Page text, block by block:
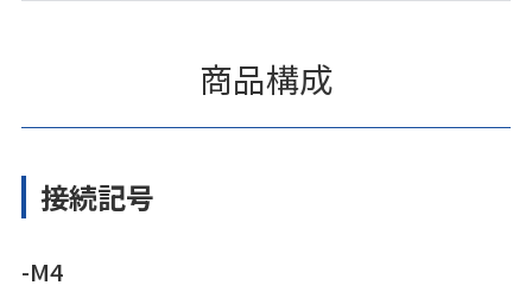
商品構成
接続記号
-M4